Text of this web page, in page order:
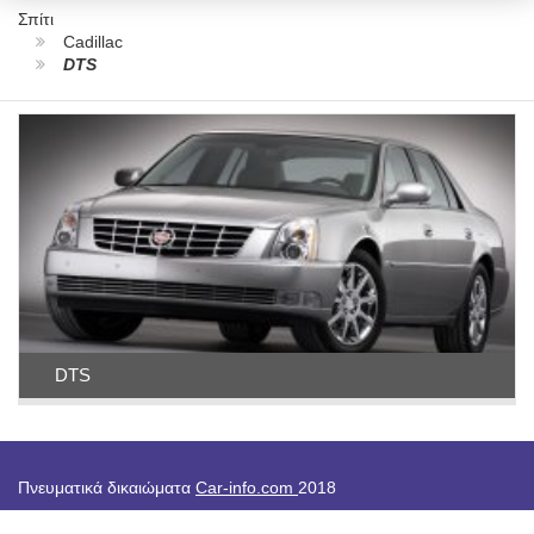
Σπίτι
Cadillac
DTS
DTS
Πνευματικά δικαιώματα Car-info.com 2018